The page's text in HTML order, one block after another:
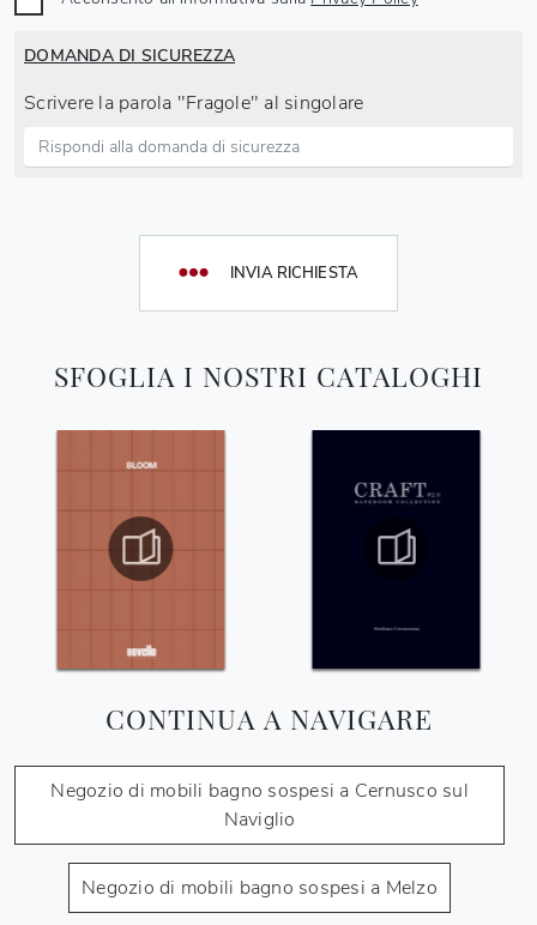
SFOGLIA I NOSTRI CATALOGHI
CONTINUA A NAVIGARE
Negozio di mobili bagno sospesi a Cernusco sul
Naviglio
Negozio di mobili bagno sospesi a Melzo
DOMANDA DI SICUREZZA
Scrivere la parola "Fragole" al singolare
INVIA RICHIESTA